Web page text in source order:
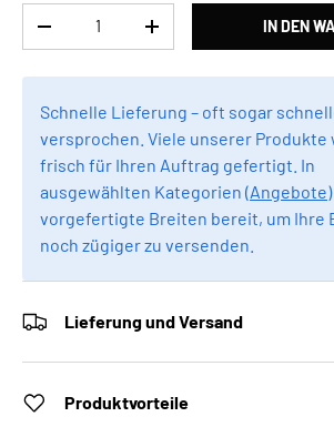
MENGE VERRINGERNMENGE ERHÖHENIN DEN
Schnelle Lieferung – oft sogar
versprochen. Viele unserer Produkte
frisch für Ihren Auftrag gefertigt. In
ausgewählten Kategorien (Angebote
vorgefertigte Breiten bereit, um Ihre
noch zügiger zu versenden.
Lieferung und Versand
Produktvorteile